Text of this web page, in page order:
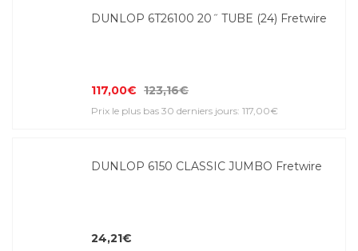
DUNLOP 6T26100 20˝ TUBE (24) Fretwire
117,00€ 123,16€
Prix le plus bas 30 derniers jours: 117,00€
DUNLOP 6150 CLASSIC JUMBO Fretwire
24,21€